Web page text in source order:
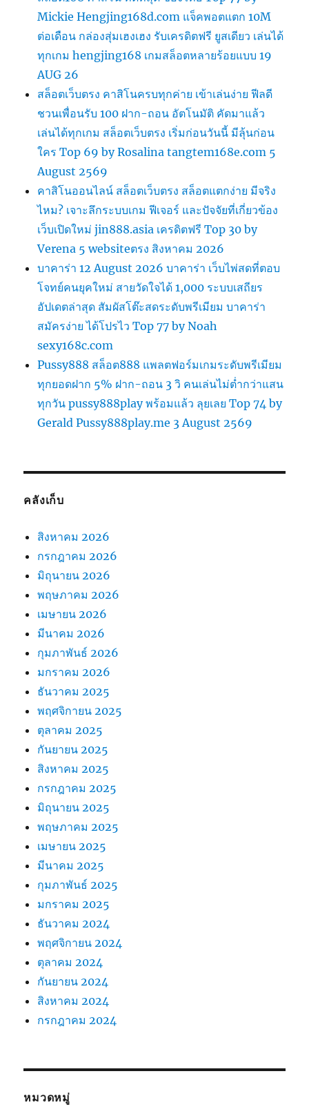
Mickie Hengjing168d.com แจ็คพอตแตก 10M
ต่อเดือน กล่องสุ่มเฮงเฮง รับเครดิตฟรี ยูสเดียว เล่นได้
ทุกเกม hengjing168 เกมสล็อตหลายร้อยแบบ 19
AUG 26
สล็อตเว็บตรง คาสิโนครบทุกค่าย เข้าเล่นง่าย ฟีลดี
ชวนเพื่อนรับ 100 ฝาก-ถอน อัตโนมัติ คัดมาแล้ว
เล่นได้ทุกเกม สล็อตเว็บตรง เริ่มก่อนวันนี้ มีลุ้นก่อน
ใคร Top 69 by Rosalina tangtem168e.com 5
August 2569
คาสิโนออนไลน์ สล็อตเว็บตรง สล็อตแตกง่าย มีจริง
ไหม? เจาะลึกระบบเกม ฟีเจอร์ และปัจจัยที่เกี่ยวข้อง
เว็บเปิดใหม่ jin888.asia เครดิตฟรี Top 30 by
Verena 5 websiteตรง สิงหาคม 2026
บาคาร่า 12 August 2026 บาคาร่า เว็บไพ่สดที่ตอบ
โจทย์คนยุคใหม่ สายวัดใจได้ 1,000 ระบบเสถียร
อัปเดตล่าสุด สัมผัสโต๊ะสดระดับพรีเมียม บาคาร่า
สมัครง่าย ได้โปรไว Top 77 by Noah
sexy168c.com
Pussy888 สล็อต888 แพลตฟอร์มเกมระดับพรีเมียม
ทุกยอดฝาก 5% ฝาก-ถอน 3 วิ คนเล่นไม่ต่ำกว่าแสน
ทุกวัน pussy888play พร้อมแล้ว ลุยเลย Top 74 by
Gerald Pussy888play.me 3 August 2569
คลังเก็บ
สิงหาคม 2026
กรกฎาคม 2026
มิถุนายน 2026
พฤษภาคม 2026
เมษายน 2026
มีนาคม 2026
กุมภาพันธ์ 2026
มกราคม 2026
ธันวาคม 2025
พฤศจิกายน 2025
ตุลาคม 2025
กันยายน 2025
สิงหาคม 2025
กรกฎาคม 2025
มิถุนายน 2025
พฤษภาคม 2025
เมษายน 2025
มีนาคม 2025
กุมภาพันธ์ 2025
มกราคม 2025
ธันวาคม 2024
พฤศจิกายน 2024
ตุลาคม 2024
กันยายน 2024
สิงหาคม 2024
กรกฎาคม 2024
หมวดหมู่